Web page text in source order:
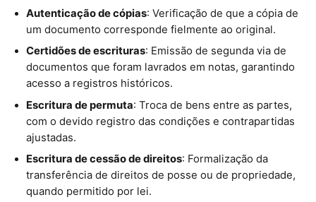
Autenticação de cópias: Verificação de que a cópia de
um documento corresponde fielmente ao original.
Certidões de escrituras: Emissão de segunda via de
documentos que foram lavrados em notas, garantindo
acesso a registros históricos.
Escritura de permuta: Troca de bens entre as partes,
com o devido registro das condições e contrapartidas
ajustadas.
Escritura de cessão de direitos: Formalização da
transferência de direitos de posse ou de propriedade,
quando permitido por lei.